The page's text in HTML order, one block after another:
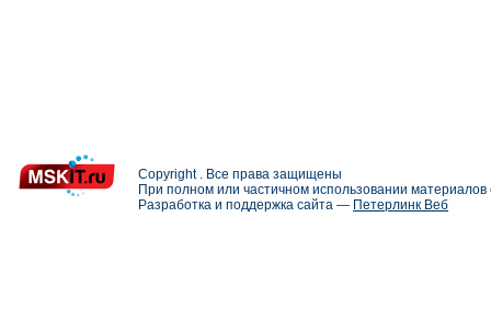
Copyright . Все права защищены
При полном или частичном использовании
Разработка и поддержка сайта — Петерлинк Веб